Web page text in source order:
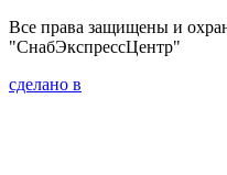
Все права защищены и
"СнабЭкспрессЦентр"
сделано в